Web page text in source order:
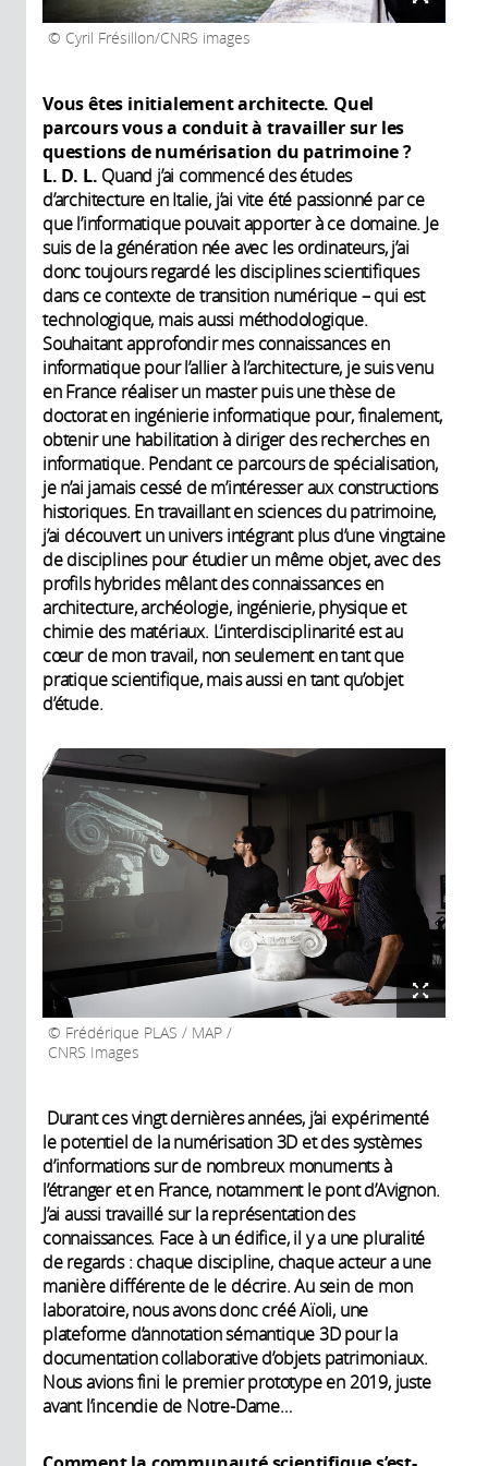
Cyril Frésillon/CNRS images
Vous êtes initialement architecte. Quel
parcours vous a conduit à travailler sur les
questions de numérisation du patrimoine ?
L. D. L. Quand j’ai commencé des études
d’architecture en Italie, j’ai vite été passionné par ce
que l’informatique pouvait apporter à ce domaine. Je
suis de la génération née avec les ordinateurs, j’ai
donc toujours regardé les disciplines scientifiques
dans ce contexte de transition numérique – qui est
technologique, mais aussi méthodologique.
Souhaitant approfondir mes connaissances en
informatique pour l’allier à l’architecture, je suis venu
en France réaliser un master puis une thèse de
doctorat en ingénierie informatique pour, finalement,
obtenir une habilitation à diriger des recherches en
informatique. Pendant ce parcours de spécialisation,
je n’ai jamais cessé de m’intéresser aux constructions
historiques. En travaillant en sciences du patrimoine,
j’ai découvert un univers intégrant plus d’une vingtaine
de disciplines pour étudier un même objet, avec des
profils hybrides mêlant des connaissances en
architecture, archéologie, ingénierie, physique et
chimie des matériaux. L’interdisciplinarité est au
cœur de mon travail, non seulement en tant que
pratique scientifique, mais aussi en tant qu’objet
d’étude.
Frédérique PLAS / MAP /
CNRS Images
Durant ces vingt dernières années, j’ai expérimenté
le potentiel de la numérisation 3D et des systèmes
d’informations sur de nombreux monuments à
l’étranger et en France, notamment le pont d’Avignon.
J’ai aussi travaillé sur la représentation des
connaissances. Face à un édifice, il y a une pluralité
de regards : chaque discipline, chaque acteur a une
manière différente de le décrire. Au sein de mon
laboratoire, nous avons donc créé Aïoli, une
plateforme d’annotation sémantique 3D pour la
documentation collaborative d’objets patrimoniaux.
Nous avions fini le premier prototype en 2019, juste
avant l’incendie de Notre-Dame…